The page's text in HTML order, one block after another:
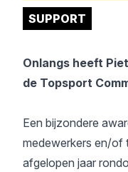
SUPPORT
Onlangs heeft
de Topsport
Een bijzondere
medewerkers en/of
afgelopen jaar